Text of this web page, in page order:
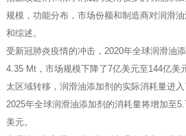
规模，功能分布，市场份额和制造商对润滑
和综述。
受新冠肺炎疫情的冲击，2020年全球润滑油
4.35 Mt，市场规模下降了7亿美元至144亿美
太区域转移，润滑油添加剂的实际消耗量进入
2025年全球润滑油添加剂的消耗量将增加至
美元。